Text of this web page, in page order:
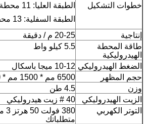
خطوات التشكيل
الطبقة العليا: 11 محطة
الطبقة السفلية: 13 محطة
إنتاجية
20-25 م / دقيقة
طاقة المحطة
الهيدروليكية
5.5 كيلو واط
الضغط الهيدروليكي 10-12 ميجا باسكال
حجم المظهر
6500 مم * 1500 مم * 1500 مم
وزن
4.5 طن
الزيت الهيدروليكي
40 # زيت هيدروليكي
التوتر الكهربي
متطلباتك